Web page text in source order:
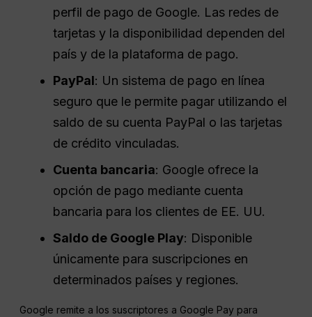
perfil de pago de Google. Las redes de
tarjetas y la disponibilidad dependen del
país y de la plataforma de pago.
PayPal: Un sistema de pago en línea
seguro que le permite pagar utilizando el
saldo de su cuenta PayPal o las tarjetas
de crédito vinculadas.
Cuenta bancaria: Google ofrece la
opción de pago mediante cuenta
bancaria para los clientes de EE. UU.
Saldo de Google Play: Disponible
únicamente para suscripciones en
determinados países y regiones.
Google remite a los suscriptores a Google Pay para